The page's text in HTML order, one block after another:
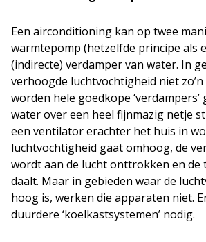
Een airconditioning kan op twee
warmtepomp (hetzelfde principe als
(indirecte) verdamper van water. In
verhoogde luchtvochtigheid niet
worden hele goedkope
water over een heel fijnmazig netje
een ventilator erachter het huis in
luchtvochtigheid gaat omhoog, de
wordt aan de lucht onttrokken en
daalt. Maar in gebieden waar de
hoog is, werken die apparaten niet.
duurdere ‘koelkastsystemen’ nodig.